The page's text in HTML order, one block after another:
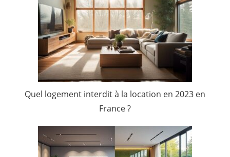
Quel logement interdit à la location en 2023 en
France ?